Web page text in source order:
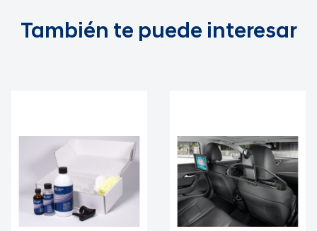
También te puede interesar